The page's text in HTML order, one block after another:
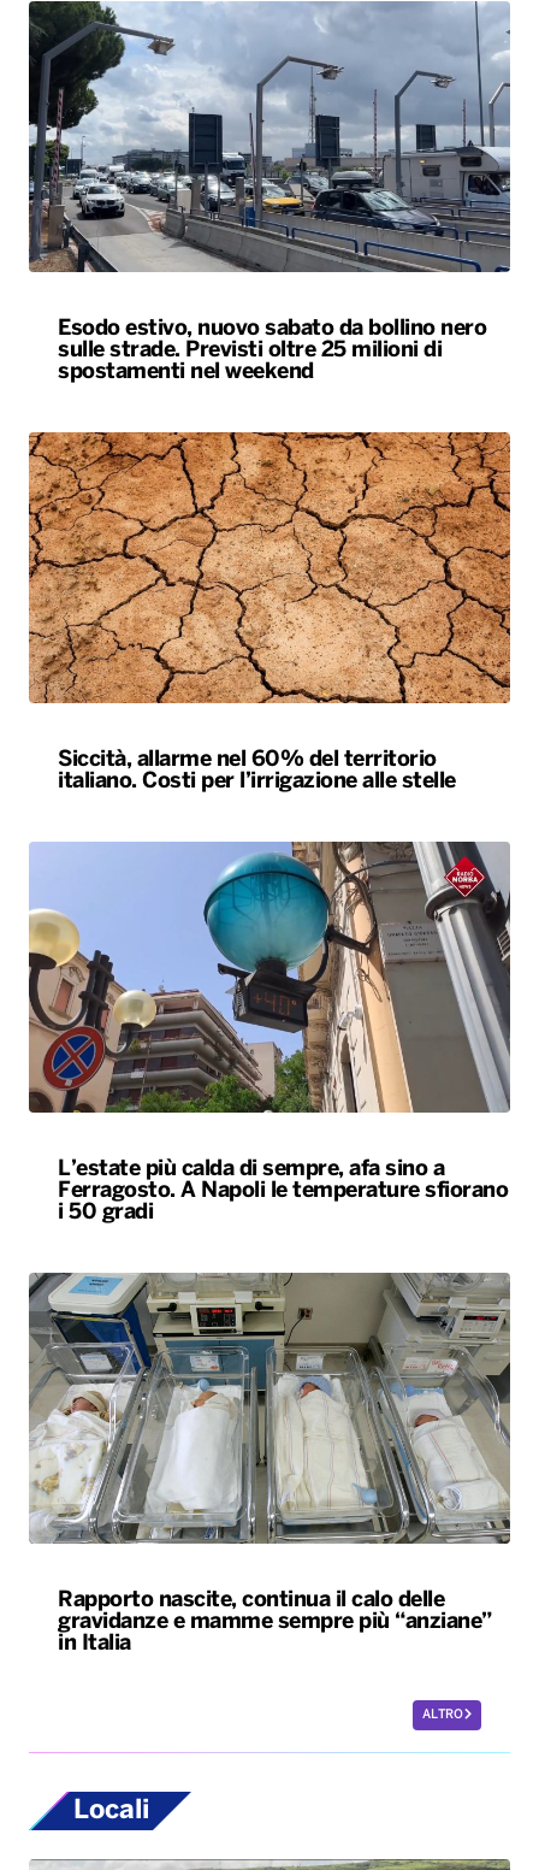
Esodo estivo, nuovo sabato da bollino nero
sulle strade. Previsti oltre 25 milioni di
spostamenti nel weekend
Siccità, allarme nel 60% del territorio
italiano. Costi per l’irrigazione alle stelle
L’estate più calda di sempre, afa sino a
Ferragosto. A Napoli le temperature sfiorano
i 50 gradi
Rapporto nascite, continua il calo delle
gravidanze e mamme sempre più “anziane”
in Italia
ALTRO
Locali